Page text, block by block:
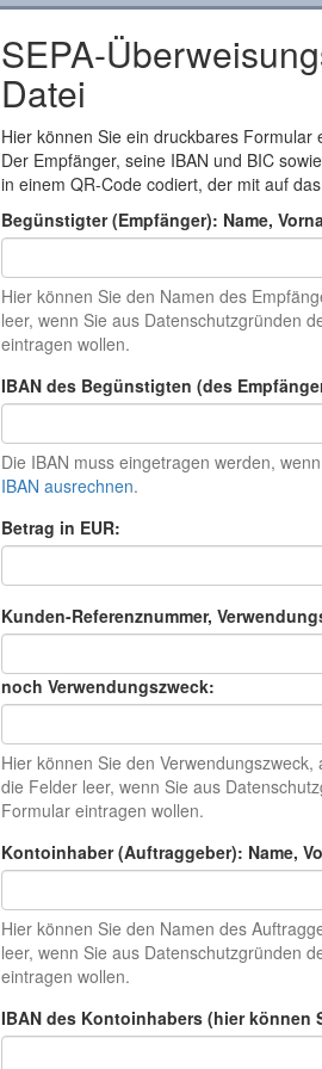
SEPA-
Datei
Hier können Sie ein druckbares
Der Empfänger, seine IBAN und BIC
in einem QR-Code codiert, der mit auf
Begünstigter (Empfänger): Name,
Hier können Sie den Namen des
leer, wenn Sie aus Datenschutzgründen
eintragen wollen.
IBAN des Begünstigten (des
Die IBAN muss eingetragen werden,
IBAN ausrechnen.
Betrag in EUR:
Kunden-Referenznummer,
noch Verwendungszweck:
Hier können Sie den
die Felder leer, wenn Sie aus
Formular eintragen wollen.
Kontoinhaber (Auftraggeber): Name,
Hier können Sie den Namen des
leer, wenn Sie aus Datenschutzgründen
eintragen wollen.
IBAN des Kontoinhabers (hier können